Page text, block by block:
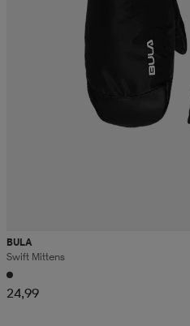
BULA
Swift Mittens
24,99